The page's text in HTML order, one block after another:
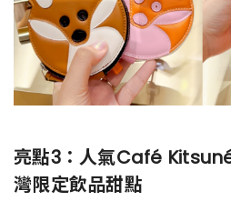
亮點3：人氣Café
灣限定飲品甜點